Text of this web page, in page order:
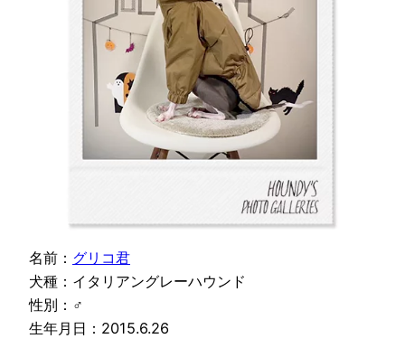
名前： グリコ君
犬種：イタリアングレーハウンド
性別：♂
生年月日：2015.6.26